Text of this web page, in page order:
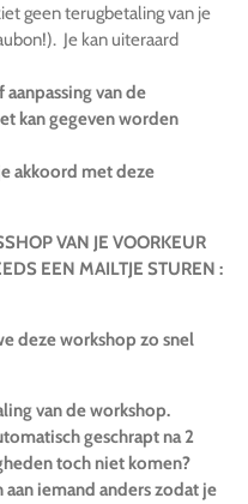
geen terugbetaling van je
Je kan uiteraard
van de
kan gegeven worden
akkoord met deze
VAN JE VOORKEUR
EEN MAILTJE STUREN :
deze workshop zo snel
van de workshop.
geschrapt na 2
toch niet komen?
iemand anders zodat je